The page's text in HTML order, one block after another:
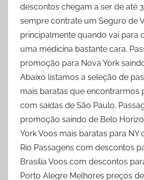
descontos chegam a ser de até
sempre contrate um Seguro de
principalmente quando vai para
uma medicina bastante cara.
promoção para Nova York
Abaixo listamos a seleção de
mais baratas que encontrarmos
com saídas de São Paulo.
promoção saindo de Belo
York Voos mais baratas para NY
Rio Passagens com descontos
Brasília Voos com descontos
Porto Alegre Melhores preços